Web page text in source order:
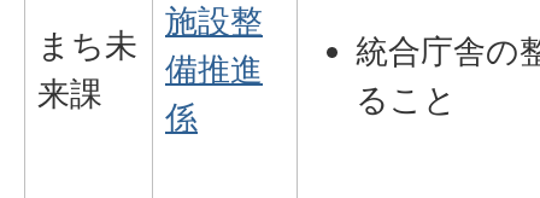
まち未
来課
施設整
備推進
係
統合庁舎の
ること